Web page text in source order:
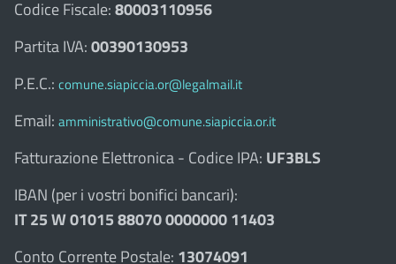
Codice Fiscale:80003110956
Partita IVA:00390130953
P.E.C.: comune.siapiccia.or@legalmail.it
Email: amministrativo@comune.siapiccia.or.it
Fatturazione Elettronica - Codice IPA: UF3BLS
IBAN (per i vostri bonifici bancari):
IT 25 W 01015 88070 0000000 11403
Conto Corrente Postale: 13074091